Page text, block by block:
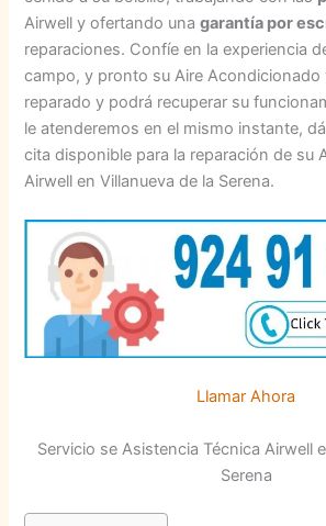
Airwell y ofertando unagarantía por
reparaciones. Confíe en la experiencia
campo, y pronto su Aire Acondicionado
reparado y podrá recuperar su
le atenderemos en el mismo instante,
cita disponible para la reparación de su
Airwell en Villanueva de la Serena.
Llamar Ahora
Servicio se Asistencia Técnica Airwell
Serena